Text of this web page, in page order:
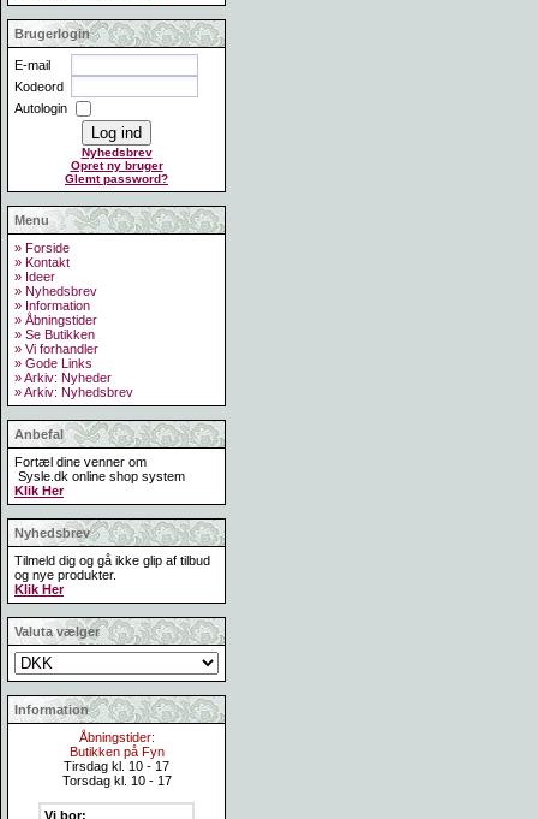
Brugerlogin
E-mail
Kodeord
Autologin
Nyhedsbrev
Opret ny bruger
Glemt password?
Menu
» Forside
» Kontakt
» Ideer
» Nyhedsbrev
» Information
» Åbningstider
» Se Butikken
» Vi forhandler
» Gode Links
» Arkiv: Nyheder
» Arkiv: Nyhedsbrev
Anbefal
Fortæl dine venner om
Sysle.dk online shop system
Klik Her
Nyhedsbrev
Tilmeld dig og gå ikke glip af tilbud
og nye produkter.
Klik Her
Valuta vælger
Information
Åbningstider:
Butikken på Fyn
Tirsdag kl. 10 - 17
Torsdag kl. 10 - 17
Vi bor: